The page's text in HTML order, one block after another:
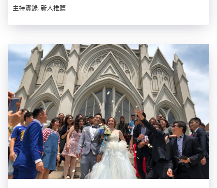
主持實錄, 新人推薦